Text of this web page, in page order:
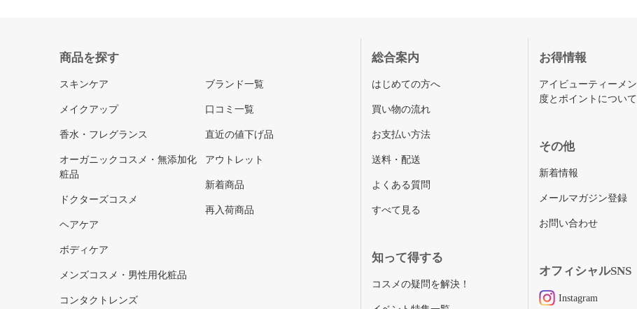
商品を探す
スキンケア
メイクアップ
香水・フレグランス
オーガニックコスメ・無添加化
粧品
ドクターズコスメ
ヘアケア
ボディケア
メンズコスメ・男性用化粧品
コンタクトレンズ
ブランド一覧
口コミ一覧
直近の値下げ品
アウトレット
新着商品
再入荷商品
総合案内
はじめての方へ
買い物の流れ
お支払い方法
送料・配送
よくある質問
すべて見る
知って得する
コスメの疑問を解決！
お得情報
アイビューティーメ
度とポイントについて
その他
新着情報
メールマガジン登録
お問い合わせ
オフィシャルSNS
Instagram